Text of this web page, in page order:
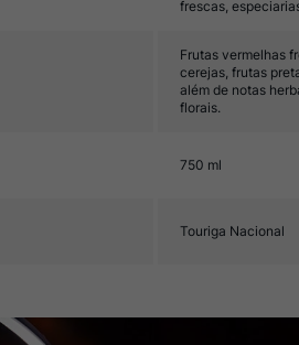
frescas,
Frutas vermelhas
cerejas, frutas
além de notas
florais.
750 ml
Touriga Nacional